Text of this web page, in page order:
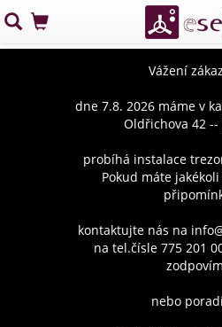
Vážení
dne 7.8. 2026 máme v
Oldřichova 42 --
probíhá instalace
Pokud máte
kontaktujte nás na
na tel.čísle 775 201
nebo